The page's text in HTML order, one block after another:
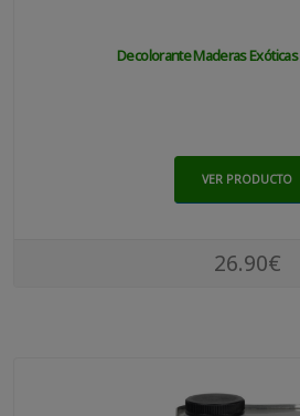
Decolorante Maderas Exóticas
VER PRODUCTO
26.90€